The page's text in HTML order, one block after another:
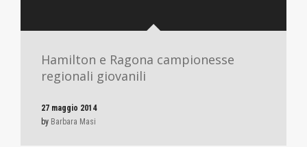
Hamilton e Ragona campionesse
regionali giovanili
27 maggio 2014
by Barbara Masi